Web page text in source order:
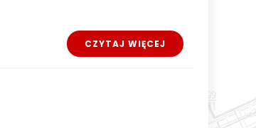
CZYTAJ WIĘCEJ